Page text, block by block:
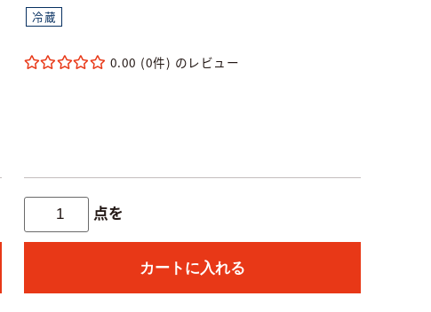
冷蔵
0.00 (0件)
点を
カートに入れる